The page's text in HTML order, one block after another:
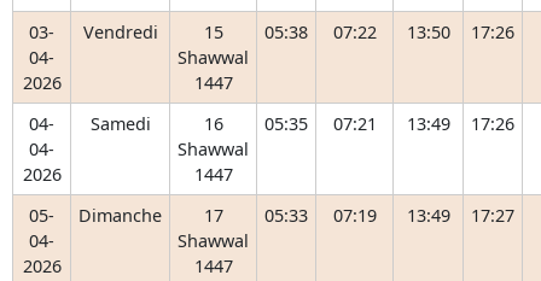
03-
04-
2026
Vendredi
15
Shawwal
1447
05:38 07:22 13:50 17:26
04-
04-
2026
Samedi
16
Shawwal
1447
05:35 07:21 13:49 17:26
05-
04-
2026
Dimanche
17
Shawwal
1447
05:33 07:19 13:49 17:27